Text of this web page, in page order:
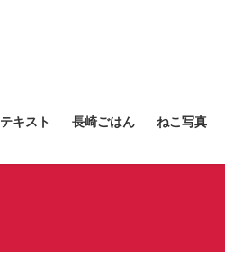
テキスト 長崎ごはん ねこ写真